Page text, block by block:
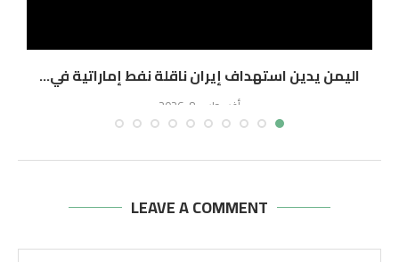
اليمن يدين استهداف إيران ناقلة نفط إماراتية في...
أغسطس 8, 2026
LEAVE A COMMENT